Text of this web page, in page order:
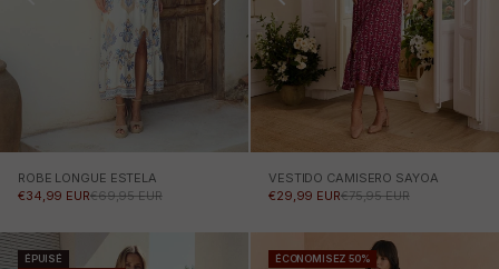
ROBE LONGUE ESTELA
PRIX PROMOTIONNEL
€34,99 EURPRIX NORMAL
€69,95 EUR
VESTIDO CAMISERO SAYOA
PRIX PROMOTIONNEL
€29,99 EURPRIX NORMAL
€75,95 EUR
ÉPUISÉ
ÉCONOMISEZ 50%